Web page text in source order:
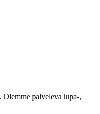
palveleva lupa-,